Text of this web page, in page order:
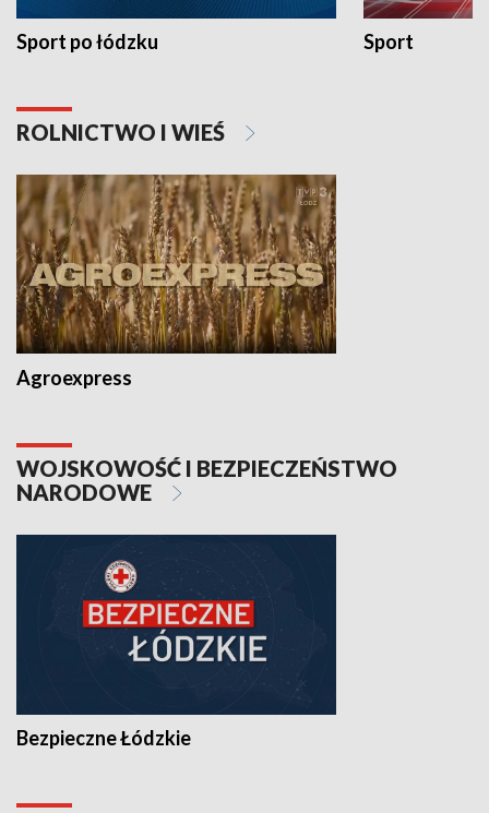
Sport po łódzku Sport
ROLNICTWO I WIEŚ
Agroexpress
WOJSKOWOŚĆ I BEZPIECZEŃSTWO
NARODOWE
Bezpieczne Łódzkie